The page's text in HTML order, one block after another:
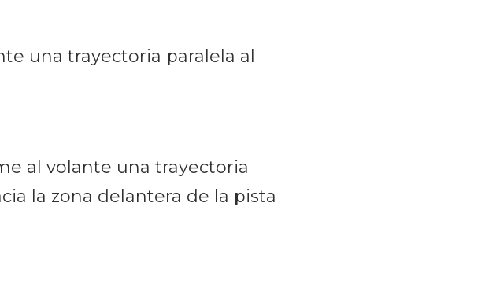
una trayectoria paralela al
al volante una trayectoria
la zona delantera de la pista